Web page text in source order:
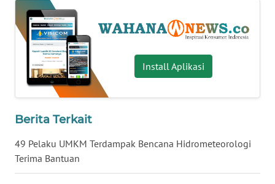
Install Aplikasi
Berita Terkait
49 Pelaku UMKM Terdampak Bencana Hidrometeorologi
Terima Bantuan
WN
SULTRA
WN
NTB
SULTENG
SULBAR